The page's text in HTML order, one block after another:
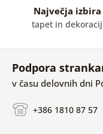
Največja izbira
tapet in dekoracij
Podpora
v času delovnih dni
+386 1810 87 57